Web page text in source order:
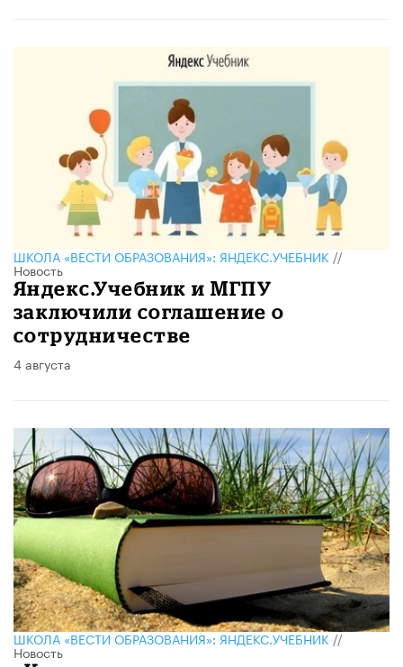
ШКОЛА «ВЕСТИ ОБРАЗОВАНИЯ»: ЯНДЕКС.УЧЕБНИК//
Новость
​Яндекс.Учебник и МГПУ
заключили соглашение о
сотрудничестве
4 августа
ШКОЛА «ВЕСТИ ОБРАЗОВАНИЯ»: ЯНДЕКС.УЧЕБНИК//
Новость